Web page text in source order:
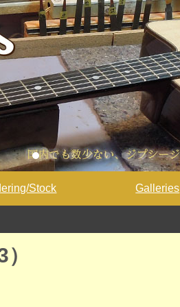
Stock Galleries